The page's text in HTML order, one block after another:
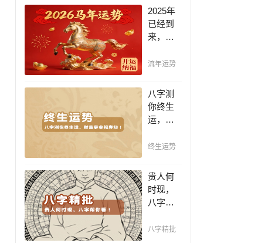
生肖运
势详
解，预
知生肖
凶，规
发展方
向！
2025年
已经到
来，如
把握先
吉避
凶，不
走弯
路，点
查看！
流年运势
八字测
你终生
运，财
福寿
行透析
一生运
势 知天
命方可
长终生
终生运势
贵人何
时现，
八字帮
平阴阳
八字精批